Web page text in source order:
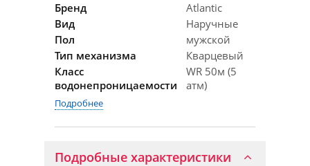
Бренд
Atlantic
Вид
Наручные
Пол
мужской
Тип механизма
Кварцевый
Класс
водонепроницаемости
WR 50м (5
атм)
Подробнее
Подробные характеристики